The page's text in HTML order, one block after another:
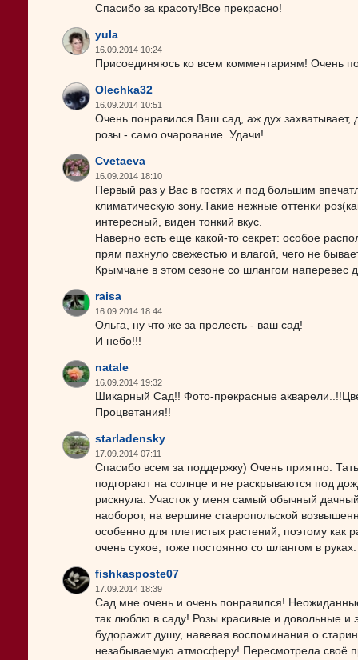
Спасибо за красоту!Все прекрасно!
yula
16.09.2014 10:24
Присоединяюсь ко всем комментариям! Очень
Olechka32
16.09.2014 10:51
Очень понравился Ваш сад, аж дух захватывает,
розы - само очарование. Удачи!
Cvetaeva
16.09.2014 18:10
Первый раз у Вас в гостях и под большим
климатическую зону.Такие нежные оттенки
интересный, виден тонкий вкус.
Наверно есть еще какой-то секрет: особое
прям пахнуло свежестью и влагой, чего не
Крымчане в этом сезоне со шлангом наперевес
raisa
16.09.2014 18:44
Ольга, ну что же за прелесть - ваш сад!
И небо!!!
natale
16.09.2014 19:32
Шикарный Сад!! Фото-прекрасные
Процветания!!
starladensky
17.09.2014 07:11
Спасибо всем за поддержку) Очень приятно.
подгорают на солнце и не раскрываются под
рискнула. Участок у меня самый обычный
наоборот, на вершине ставропольской
особенно для плетистых растений, поэтому как
очень сухое, тоже постоянно со шлангом в
fishkasposte07
17.09.2014 18:39
Сад мне очень и очень понравился!
так люблю в саду! Розы красивые и довольные и
будоражит душу, навевая воспоминания о
незабываемую атмосферу! Пересмотрела своё